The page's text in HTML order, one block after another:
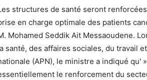
structures de santé seront
en charge optimale des patients
Mohamed Seddik Ait Messaoudene.
santé, des affaires sociales, du travail
(APN), le ministre a indiqué
le renforcement du